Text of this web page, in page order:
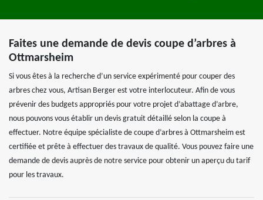
Faites une demande de devis coupe d’arbres à
Ottmarsheim
Si vous êtes à la recherche d’un service expérimenté pour couper des
arbres chez vous, Artisan Berger est votre interlocuteur. Afin de vous
prévenir des budgets appropriés pour votre projet d’abattage d’arbre,
nous pouvons vous établir un devis gratuit détaillé selon la coupe à
effectuer. Notre équipe spécialiste de coupe d’arbres à Ottmarsheim est
certifiée et prête à effectuer des travaux de qualité. Vous pouvez faire une
demande de devis auprès de notre service pour obtenir un aperçu du tarif
pour les travaux.